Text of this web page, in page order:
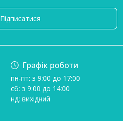
Підписатися
Графік роботи
пн-пт: з 9:00 до 17:00
сб: з 9:00 до 14:00
нд: вихідний